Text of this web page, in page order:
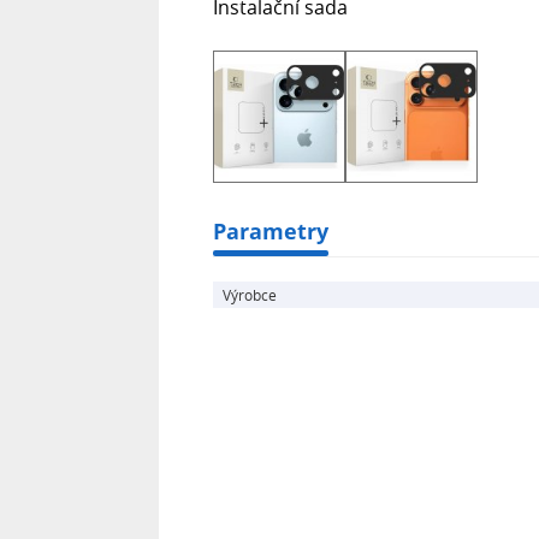
Instalační sada
Parametry
Výrobce